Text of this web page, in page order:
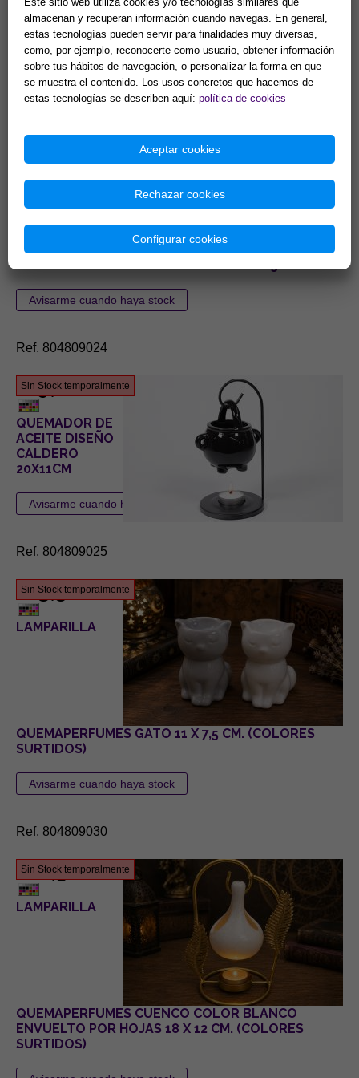
Ref. 804809019
Sin Stock temporalmente
7,80 €
LAMPARILLA
QUEMAPERFUMES GRAN LUNA LABRADA COLOR
Ref. 804809024
Sin Stock temporalmente
9,00 €
QUEMADOR DE
ACEITE DISEÑO
CALDERO
20X11CM
Ref. 804809025
Sin Stock temporalmente
3,58 €
LAMPARILLA
QUEMAPERFUMES GATO 11 X 7,5 CM. (COLORES
SURTIDOS)
Ref. 804809030
Sin Stock temporalmente
6,50 €
LAMPARILLA
QUEMAPERFUMES CUENCO COLOR BLANCO
ENVUELTO POR HOJAS 18 X 12 CM. (COLORES
SURTIDOS)
almacenan y recuperan información cuando navegas. En general,
estas tecnologías pueden servir para finalidades muy diversas,
como, por ejemplo, reconocerte como usuario, obtener información
sobre tus hábitos de navegación, o personalizar la forma en que
se muestra el contenido. Los usos concretos que hacemos de
estas tecnologías se describen aquí: política de cookies
Aceptar cookies
Rechazar cookies
Configurar cookies